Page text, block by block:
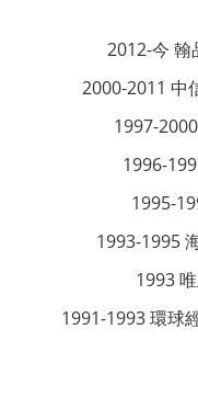
2012-今 翰
2000-2011 中
1997-
1996-
1995-
1993-1995
1993
1991-1993 環球